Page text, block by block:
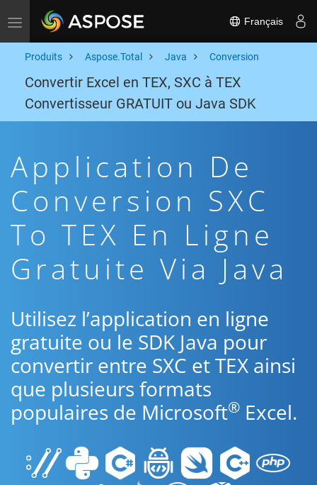
Toggle navigation Français
Produits Aspose.Total Java Conversion
Convertir Excel en TEX, SXC à TEX
Convertisseur GRATUIT ou Java SDK
Application De
Conversion SXC
To TEX En Ligne
Gratuite Via Java
Utilisez l’application en ligne
gratuite ou le SDK Java pour
convertir entre SXC et TEX ainsi
que plusieurs formats
populaires de Microsoft® Excel.